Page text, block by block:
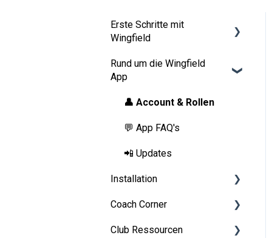
Erste Schritte mit
Wingfield
Vor deiner ersten Session
Rund um die Wingfield
App
👤 Account & Rollen
💬 App FAQ's
📲 Updates
Installation
Vorbereitungen
Aufbauanleitung Wingfield
Coach Corner
Tools für Coaches
Club Ressourcen